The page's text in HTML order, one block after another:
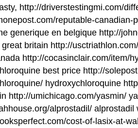
http://driverstestingmi.com/
reputable-canadian-
generique en belgique http://
britain http://
http://cocasinclair.com/item/
best price http://
hydroxychloroquine
http://umichicago.com/yasmin/
alprostadil/ alprostadil
cost-of-lasix-at-